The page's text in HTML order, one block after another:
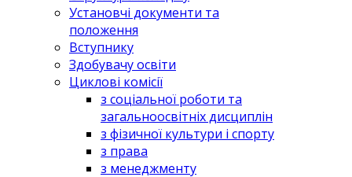
Установчі документи та
положення
Вступнику
Здобувачу освіти
Циклові комісії
з соціальної роботи та
загальноосвітніх дисциплін
з фізичної культури і спорту
з права
з менеджменту